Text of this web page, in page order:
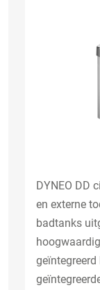
DYNEO DD
en externe
badtanks